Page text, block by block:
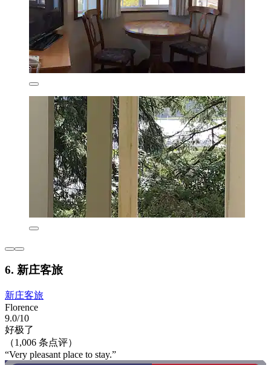
6. 新庄客旅
新庄客旅
Florence
9.0/10
好极了
（1,006 条点评）
“Very pleasant place to stay.”